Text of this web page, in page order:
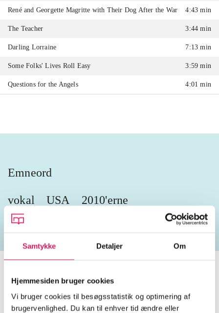
Samtykke Detaljer Om
Hjemmesiden bruger cookies
Vi bruger cookies til besøgsstatistik og optimering af
brugervenlighed. Du kan til enhver tid ændre eller
René and Georgette Magritte with Their Dog After the War 4:43 min
The Teacher 3:44 min
Darling Lorraine 7:13 min
Some Folks' Lives Roll Easy 3:59 min
Questions for the Angels 4:01 min
Emneord
vokal USA 2010'erne
Tidsskrift